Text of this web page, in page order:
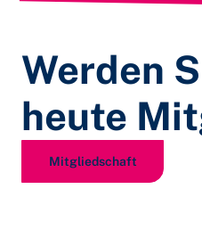
Werden
heute
Mitgliedschaft